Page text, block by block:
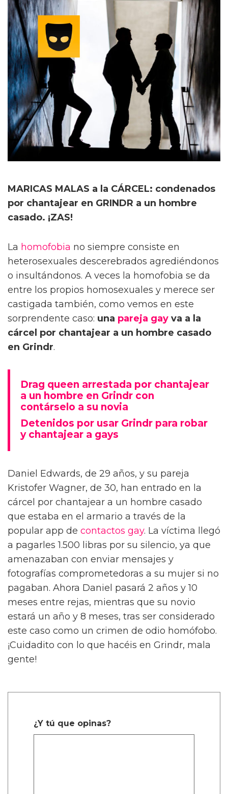
MARICAS MALAS a la CÁRCEL: condenados
por chantajear en GRINDR a un hombre
casado. ¡ZAS!
La homofobia no siempre consiste en
heterosexuales descerebrados agrediéndonos
o insultándonos. A veces la homofobia se da
entre los propios homosexuales y merece ser
castigada también, como vemos en este
sorprendente caso: una pareja gay va a la
cárcel por chantajear a un hombre casado
en Grindr.
Drag queen arrestada por chantajear
a un hombre en Grindr con
contárselo a su novia
Detenidos por usar Grindr para robar
y chantajear a gays
Daniel Edwards, de 29 años, y su pareja
Kristofer Wagner, de 30, han entrado en la
cárcel por chantajear a un hombre casado
que estaba en el armario a través de la
popular app de contactos gay. La víctima llegó
a pagarles 1.500 libras por su silencio, ya que
amenazaban con enviar mensajes y
fotografías comprometedoras a su mujer si no
pagaban. Ahora Daniel pasará 2 años y 10
meses entre rejas, mientras que su novio
estará un año y 8 meses, tras ser considerado
este caso como un crimen de odio homófobo.
¡Cuidadito con lo que hacéis en Grindr, mala
gente!
¿Y tú que opinas?